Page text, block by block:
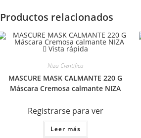
Productos relacionados
Vista rápida
Niza Cientifica
MASCURE MASK CALMANTE 220 G
Máscara Cremosa calmante NIZA
Registrarse para ver
Leer más